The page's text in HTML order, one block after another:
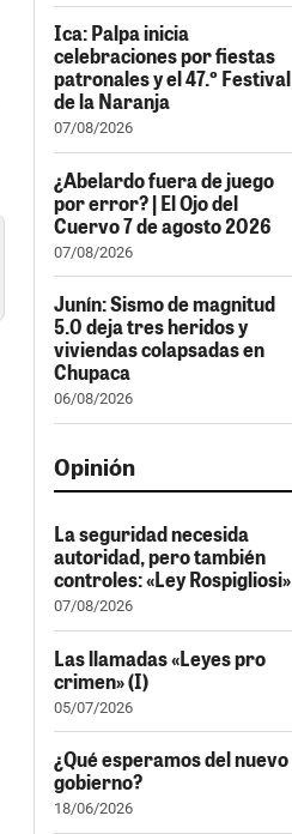
Ica: Palpa inicia
celebraciones por fiestas
patronales y el 47.º Festival
de la Naranja
07/08/2026
¿Abelardo fuera de juego
por error? | El Ojo del
Cuervo 7 de agosto 2026
07/08/2026
Junín: Sismo de magnitud
5.0 deja tres heridos y
viviendas colapsadas en
Chupaca
06/08/2026
Opinión
La seguridad necesida
autoridad, pero también
controles: «Ley Rospigliosi»
07/08/2026
Las llamadas «Leyes pro
crimen» (I)
05/07/2026
¿Qué esperamos del nuevo
gobierno?
18/06/2026